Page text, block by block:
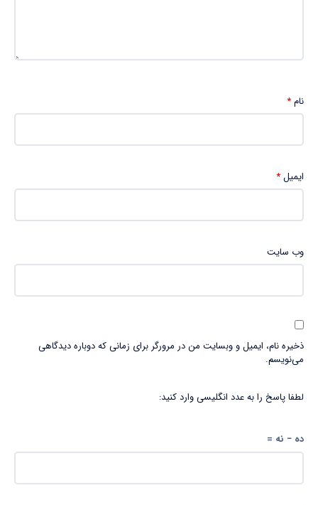
نام*
ایمیل*
وب‌ سایت
ذخیره نام، ایمیل و وبسایت من در مرورگر برای زمانی که دوباره دیدگاهی
می‌نویسم.
لطفا پاسخ را به عدد انگلیسی وارد کنید:
ده − نه =